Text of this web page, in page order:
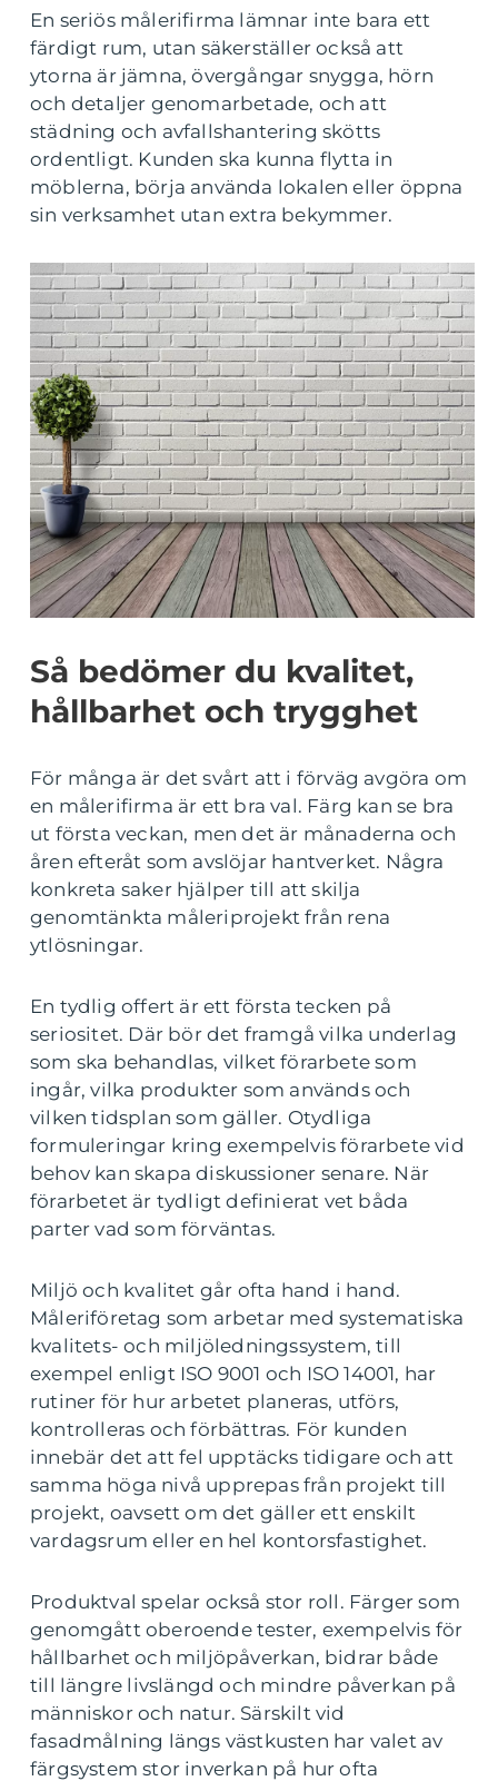
En seriös målerifirma lämnar inte bara ett
färdigt rum, utan säkerställer också att
ytorna är jämna, övergångar snygga, hörn
och detaljer genomarbetade, och att
städning och avfallshantering skötts
ordentligt. Kunden ska kunna flytta in
möblerna, börja använda lokalen eller öppna
sin verksamhet utan extra bekymmer.
Så bedömer du kvalitet,
hållbarhet och trygghet
För många är det svårt att i förväg avgöra om
en målerifirma är ett bra val. Färg kan se bra
ut första veckan, men det är månaderna och
åren efteråt som avslöjar hantverket. Några
konkreta saker hjälper till att skilja
genomtänkta måleriprojekt från rena
ytlösningar.
En tydlig offert är ett första tecken på
seriositet. Där bör det framgå vilka underlag
som ska behandlas, vilket förarbete som
ingår, vilka produkter som används och
vilken tidsplan som gäller. Otydliga
formuleringar kring exempelvis förarbete vid
behov kan skapa diskussioner senare. När
förarbetet är tydligt definierat vet båda
parter vad som förväntas.
Miljö och kvalitet går ofta hand i hand.
Måleriföretag som arbetar med systematiska
kvalitets- och miljöledningssystem, till
exempel enligt ISO 9001 och ISO 14001, har
rutiner för hur arbetet planeras, utförs,
kontrolleras och förbättras. För kunden
innebär det att fel upptäcks tidigare och att
samma höga nivå upprepas från projekt till
projekt, oavsett om det gäller ett enskilt
vardagsrum eller en hel kontorsfastighet.
Produktval spelar också stor roll. Färger som
genomgått oberoende tester, exempelvis för
hållbarhet och miljöpåverkan, bidrar både
till längre livslängd och mindre påverkan på
människor och natur. Särskilt vid
fasadmålning längs västkusten har valet av
färgsystem stor inverkan på hur ofta